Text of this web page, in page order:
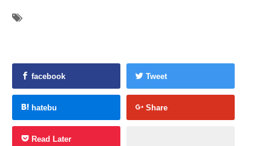
facebook Tweet
hatebu Share
Read Later